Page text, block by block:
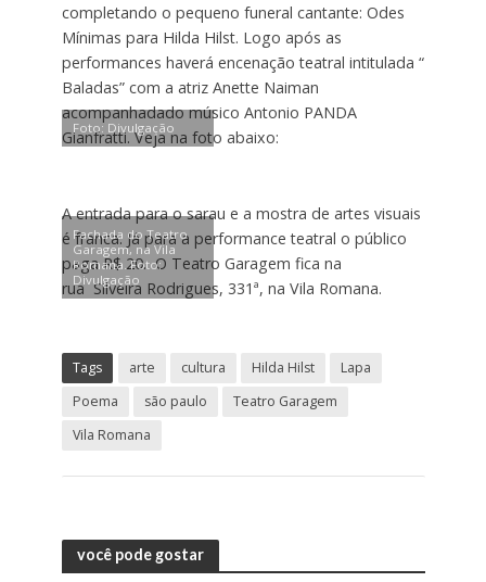
completando o pequeno funeral cantante: Odes
Mínimas para Hilda Hilst. Logo após as
performances haverá encenação teatral intitulada “
Baladas” com a atriz Anette Naiman
acompanhadado músico Antonio PANDA
Gianfratti. Veja na foto abaixo:
Foto: Divulgação
A entrada para o sarau e a mostra de artes visuais
é franca. Já para a performance teatral o público
paga R$ 20. O Teatro Garagem fica na
rua Silveira Rodrigues, 331ª, na Vila Romana.
Fachada do Teatro
Garagem, na Vila
Romana. Foto:
Divulgação
Tags arte cultura Hilda Hilst
Lapa
Poema
são paulo
Teatro Garagem
Vila Romana
você pode gostar